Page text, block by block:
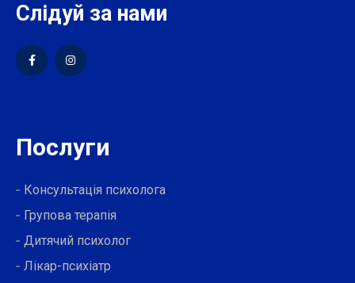
Слідуй за нами
Послуги
Консультація психолога
Групова терапія
Дитячий психолог
Лікар-психіатр